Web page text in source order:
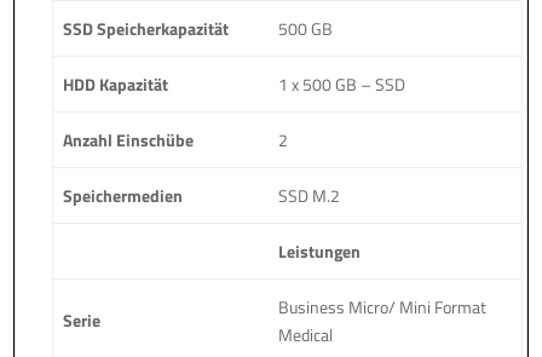
SSD Speicherkapazität 500 GB
HDD Kapazität 1 x 500 GB – SSD
Anzahl Einschübe 2
Speichermedien SSD M.2
Leistungen
Serie
Business Micro/ Mini Format
Medical